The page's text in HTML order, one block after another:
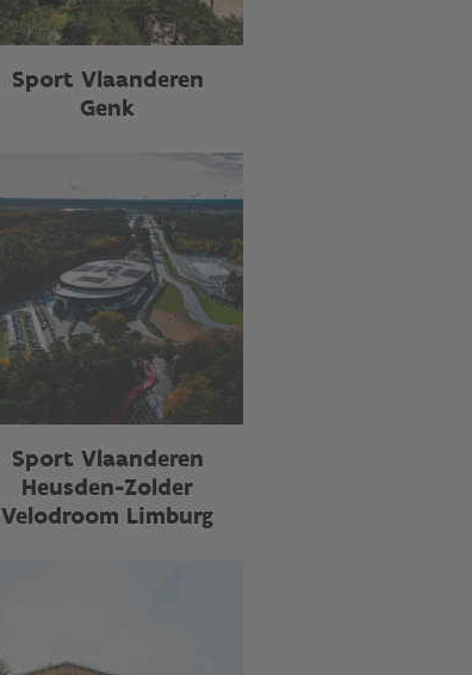
Sport Vlaanderen
Genk
Sport Vlaanderen
Heusden-Zolder
Velodroom Limburg